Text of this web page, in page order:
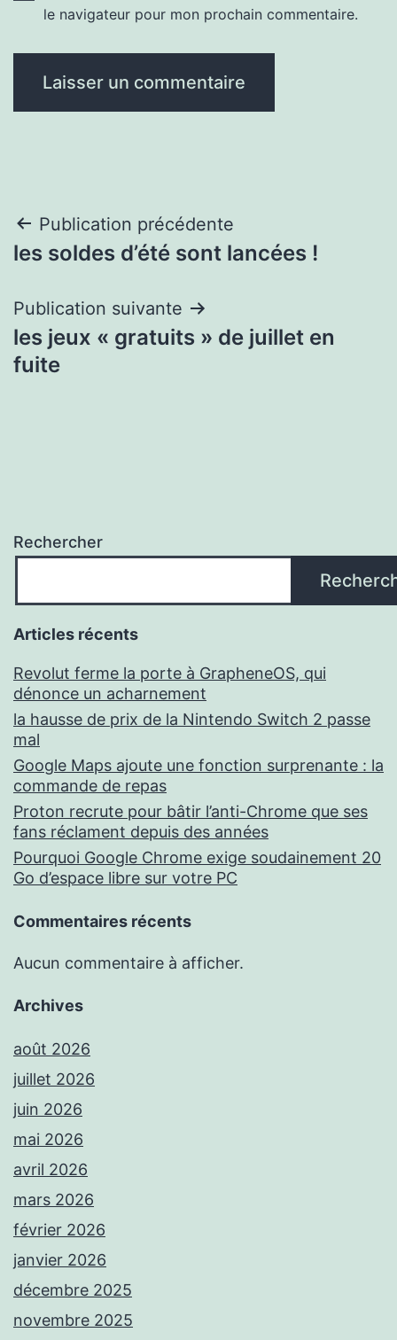
le navigateur pour mon prochain commentaire.
Navigation
de
l’article
Publication précédente
les soldes d’été sont lancées !
Publication suivante
les jeux « gratuits » de juillet en
fuite
Rechercher
Articles récents
Revolut ferme la porte à GrapheneOS, qui
dénonce un acharnement
la hausse de prix de la Nintendo Switch 2 passe
mal
Google Maps ajoute une fonction surprenante : la
commande de repas
Proton recrute pour bâtir l’anti-Chrome que ses
fans réclament depuis des années
Pourquoi Google Chrome exige soudainement 20
Go d’espace libre sur votre PC
Commentaires récents
Aucun commentaire à afficher.
Archives
août 2026
juillet 2026
juin 2026
mai 2026
avril 2026
mars 2026
février 2026
janvier 2026
décembre 2025
novembre 2025